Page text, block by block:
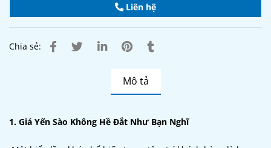
Liên hệ
Chia sẻ:
Mô tả
1. Giá Yến Sào Không Hề Đắt Như Bạn Nghĩ